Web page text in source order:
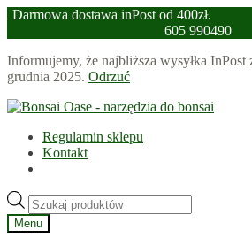
Darmowa dostawa inPost od 400zł.
605 990490
Informujemy, że najbliższa wysyłka InPost
grudnia 2025. Odrzuć
Przejdź
nawigacji
Przejdź
treści
Regulamin sklepu
Kontakt
Wyszukiwarka
produktów
Menu